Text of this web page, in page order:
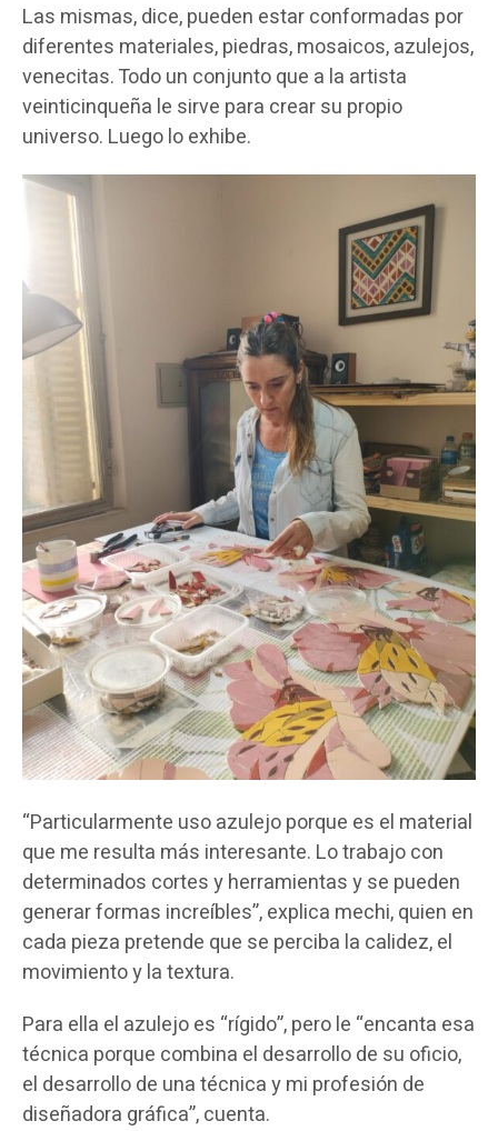
Las mismas, dice, pueden estar conformadas por
diferentes materiales, piedras, mosaicos, azulejos,
venecitas. Todo un conjunto que a la artista
veinticinqueña le sirve para crear su propio
universo. Luego lo exhibe.
“Particularmente uso azulejo porque es el material
que me resulta más interesante. Lo trabajo con
determinados cortes y herramientas y se pueden
generar formas increíbles”, explica mechi, quien en
cada pieza pretende que se perciba la calidez, el
movimiento y la textura.
Para ella el azulejo es “rígido”, pero le “encanta esa
técnica porque combina el desarrollo de su oficio,
el desarrollo de una técnica y mi profesión de
diseñadora gráfica”, cuenta.